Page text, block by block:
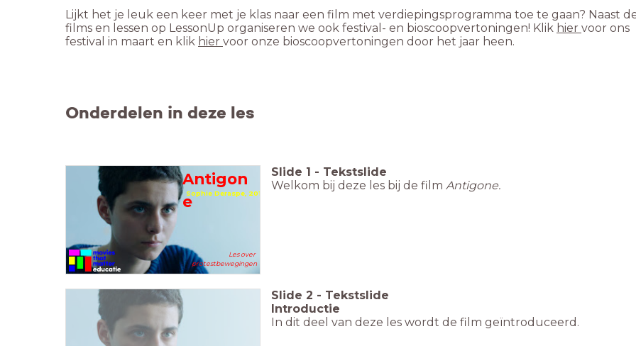
Lijkt het je leuk een keer met je klas naar een film met verdiepingsprogramma toe te gaan? Naast
films en lessen op LessonUp organiseren we ook festival- en bioscoopvertoningen! Klik hier voor ons
festival in maart en klik hier
Onderdelen in deze les
Antigon
eSophie Deraspe, 2019
Les over
protestbewegingen
Slide 1 - Tekstslide
Welkom bij deze les bij de film Antigone.
Slide 2 - Tekstslide
Introductie
In dit deel van deze les wordt de film geïntroduceerd.